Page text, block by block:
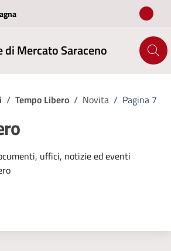
di Mercato Saraceno
/ Tempo Libero / Novita / Pagina 7
uffici, notizie ed eventi